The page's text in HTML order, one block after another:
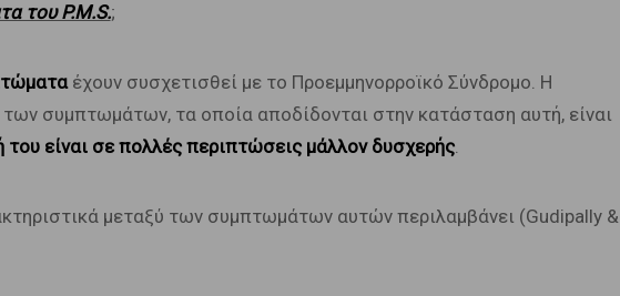
του P.M.S.;
έχουν συσχετισθεί με το Προεμμηνορροϊκό Σύνδρομο. Η
των συμπτωμάτων, τα οποία αποδίδονται στην κατάσταση αυτή, είναι
του είναι σε πολλές περιπτώσεις μάλλον δυσχερής.
μεταξύ των συμπτωμάτων αυτών περιλαμβάνει (Gudipally &